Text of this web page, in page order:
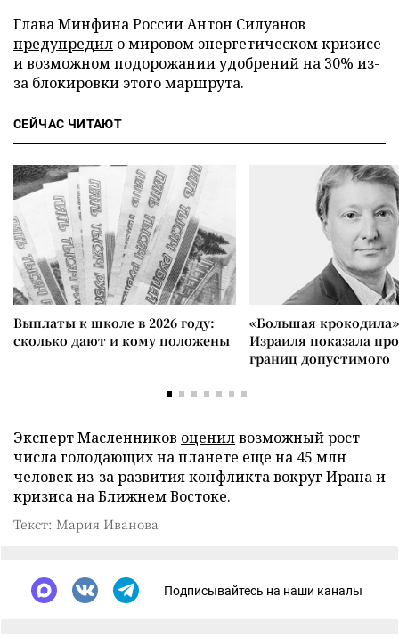
Глава Минфина России Антон Силуанов
предупредил о мировом энергетическом кризисе
и возможном подорожании удобрений на 30% из-
за блокировки этого маршрута.
СЕЙЧАС ЧИТАЮТ
Выплаты к школе в 2026 году:
сколько дают и кому положены
«Большая
Израиля показала
границ допустимого
Эксперт Масленников оценилвозможный рост
числа голодающих на планете еще на 45 млн
человек из-за развития конфликта вокруг Ирана и
кризиса на Ближнем Востоке.
Текст: Мария Иванова
Подписывайтесь на наши каналы